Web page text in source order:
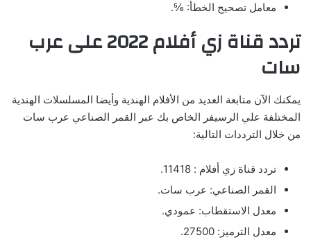
معامل تصحيح الخطأ: ⅚.
تردد قناة زي أفلام 2022 على عرب
سات
يمكنك الآن متابعة العديد من الأفلام الهندية وأيضا المسلسلات الهندية
المختلفة علي الرسيفر الخاص بك عبر القمر الصناعي عرب سات
من خلال الترددات التالية:
تردد قناة زي أفلام : 11418.
القمر الصناعي: عرب سات.
معدل الاستقطاب: عمودي.
معدل الترميز: 27500.